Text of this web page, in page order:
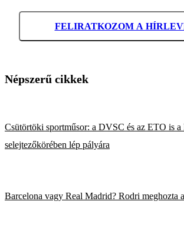
FELIRATKOZOM A
Népszerű cikkek
Csütörtöki sportműsor: a DVSC és az ETO is
selejtezőkörében lép pályára
Barcelona vagy Real Madrid? Rodri meghozta